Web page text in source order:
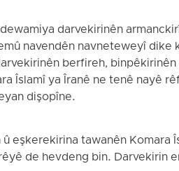
darvekirinên
navendên navneteweyî dike
berfireh,
Îslamî ya Îranê ne tenê nayê
dişopîne.
eşkerekirina tawanên Komara
de hevdeng bin. Darvekirin